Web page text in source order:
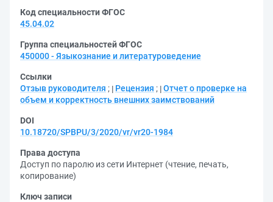
Код специальности ФГОС
45.04.02
Группа специальностей ФГОС
450000 - Языкознание и литературоведение
Ссылки
Отзыв руководителя ; Рецензия ; Отчет о проверке на
объем и корректность внешних заимствований
DOI
10.18720/SPBPU/3/2020/vr/vr20-1984
Права доступа
Доступ по паролю из сети Интернет (чтение, печать,
копирование)
Ключ записи